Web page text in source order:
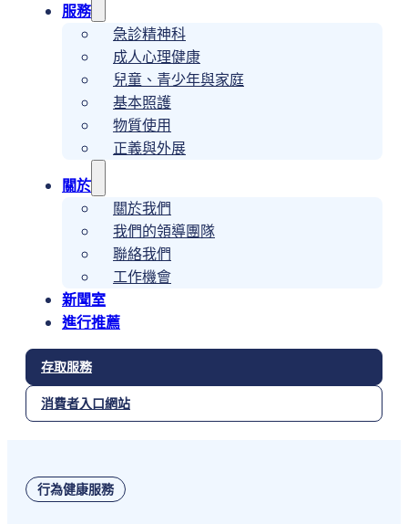
服務
急診精神科
成人心理健康
兒童、青少年與家庭
基本照護
物質使用
正義與外展
關於
關於我們
我們的領導團隊
聯絡我們
工作機會
新聞室
進行推薦
存取服務
消費者入口網站
行為健康服務